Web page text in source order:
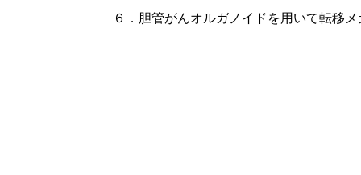
６．胆管がんオルガノイドを用いて転移